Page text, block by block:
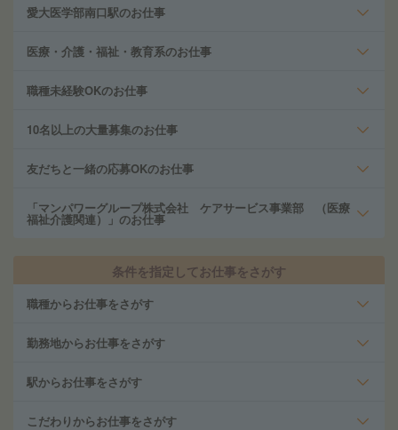
愛大医学部南口駅のお仕事
医療・介護・福祉・教育系のお仕事
職種未経験OKのお仕事
10名以上の大量募集のお仕事
友だちと一緒の応募OKのお仕事
「マンパワーグループ株式会社 ケアサービス事業部 （医療
福祉介護関連）」のお仕事
条件を指定してお仕事をさがす
職種からお仕事をさがす
勤務地からお仕事をさがす
駅からお仕事をさがす
こだわりからお仕事をさがす